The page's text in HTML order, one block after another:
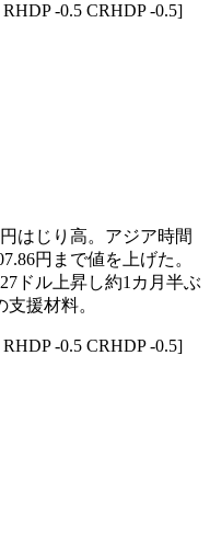
-0.5 CRHDP -0.5]
円はじり高。アジア時間
円まで値を上げた。
ドル上昇し約1カ月半ぶ
援材料。
-0.5 CRHDP -0.5]